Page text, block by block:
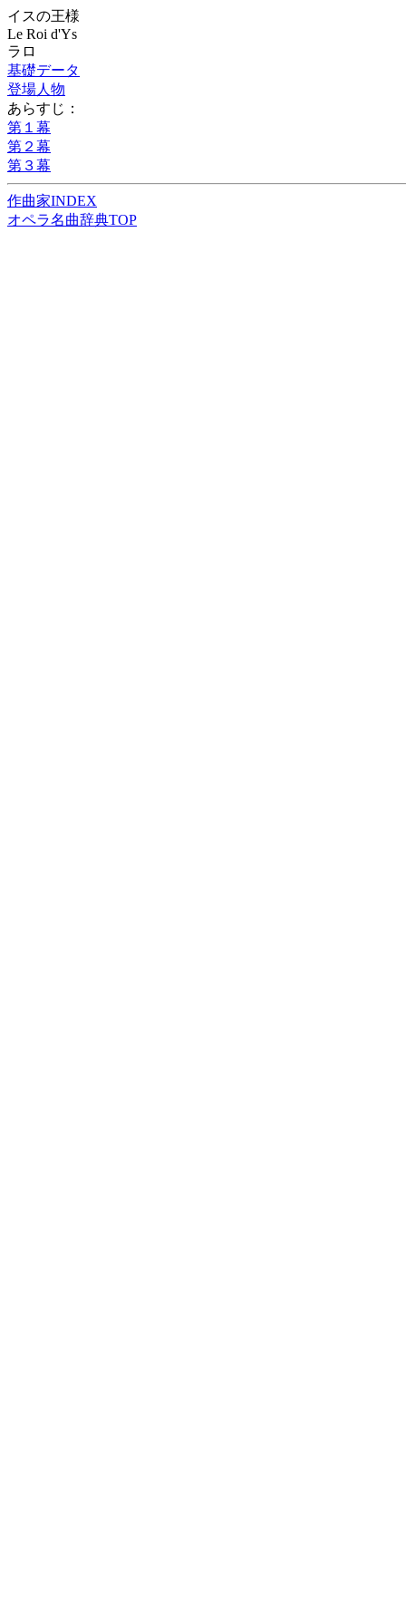
イスの王様
Le Roi d'Ys
ラロ
基礎データ
登場人物
あらすじ：
第１幕
第２幕
第３幕
作曲家INDEX
オペラ名曲辞典TOP